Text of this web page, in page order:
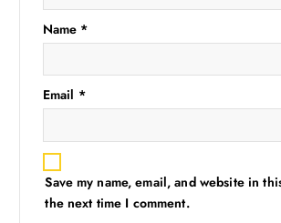
Name *
Email *
Save my name, email, and website in
the next time I comment.